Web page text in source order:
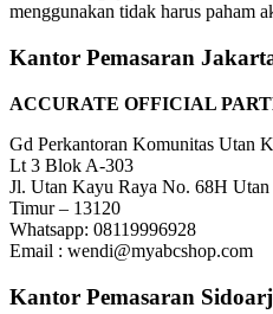
menggunakan tidak harus paham
Kantor Pemasaran
ACCURATE OFFICIAL
Gd Perkantoran Komunitas Utan
Lt 3 Blok A-303
Jl. Utan Kayu Raya No. 68H
Timur – 13120
Whatsapp: 08119996928
Email : wendi@myabcshop.com
Kantor Pemasaran